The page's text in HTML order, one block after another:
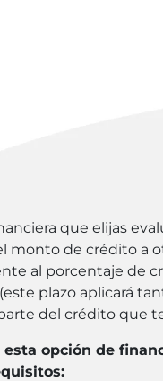
que elijas
monto de crédito a
al porcentaje de
plazo aplicará
del crédito que
esta opción de